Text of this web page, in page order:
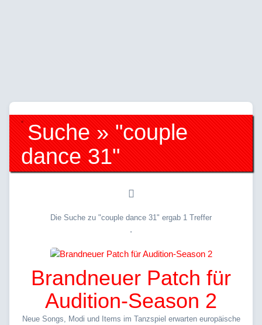
Suche » "couple
dance 31"
Die Suche zu "couple dance 31" ergab 1 Treffer
.
Brandneuer Patch für
Audition-Season 2
Neue Songs, Modi und Items im Tanzspiel erwarten europäische